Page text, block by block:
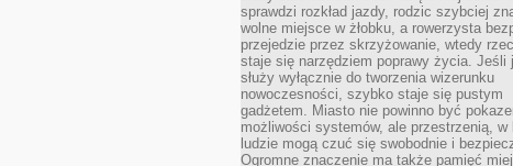
sprawdzi rozkład jazdy, rodzic szybciej
wolne miejsce w żłobku, a rowerzysta
przejedzie przez skrzyżowanie, wtedy
staje się narzędziem poprawy życia. Jeśli
służy wyłącznie do tworzenia wizerunku
nowoczesności, szybko staje się pustym
gadżetem. Miasto nie powinno być
możliwości systemów, ale przestrzenią, w
ludzie mogą czuć się swobodnie i
Ogromne znaczenie ma także pamięć